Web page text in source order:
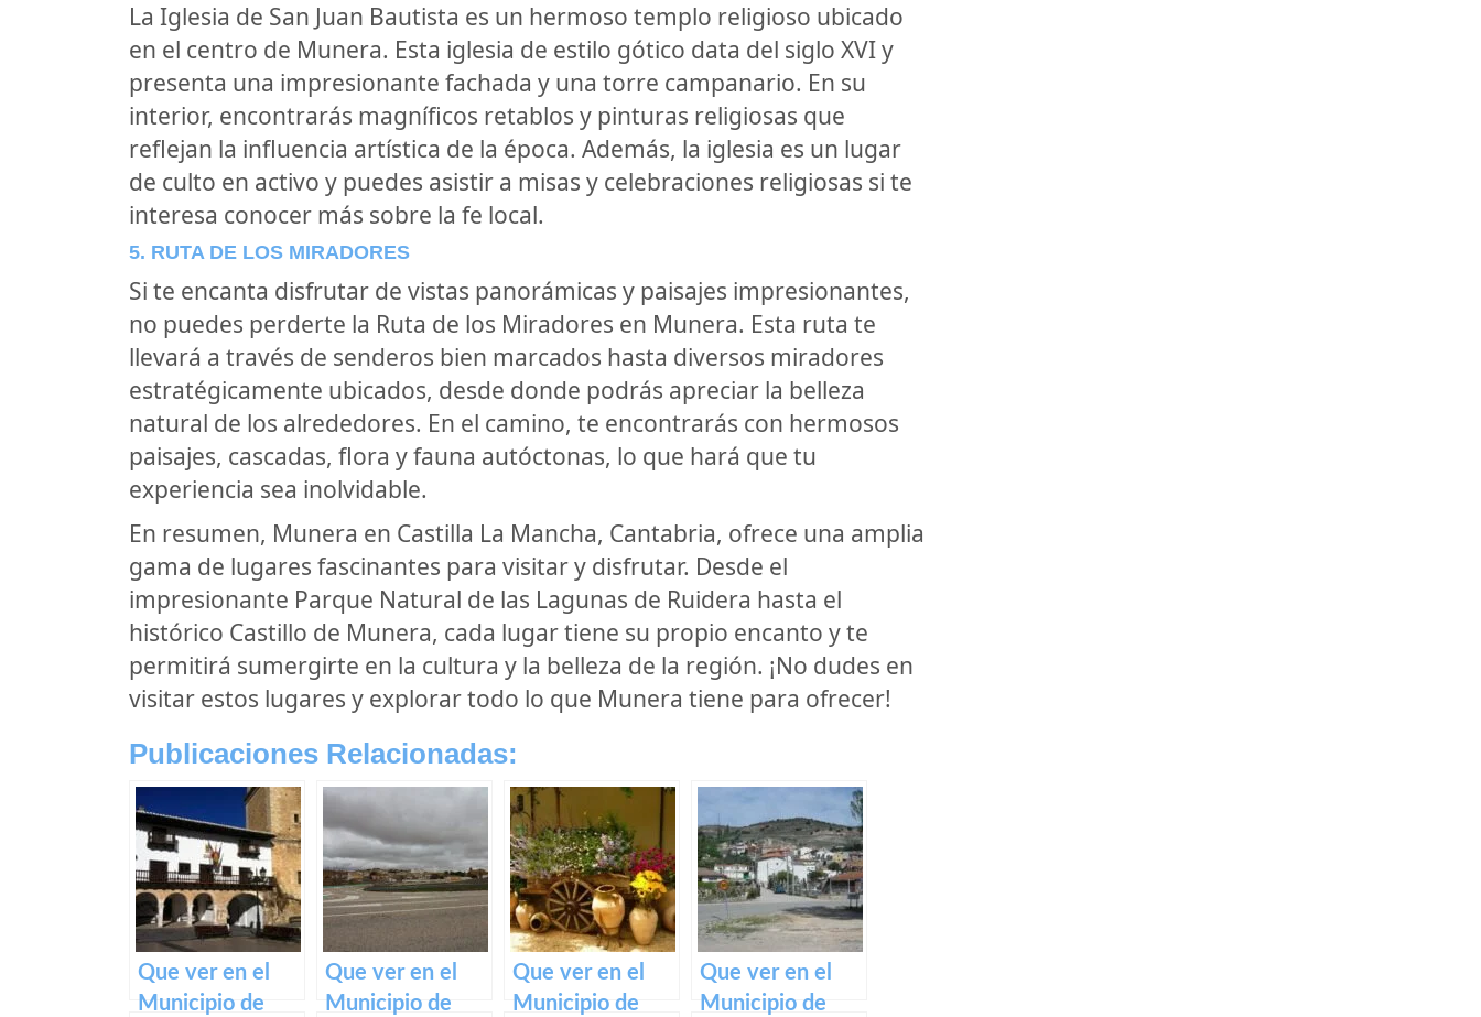
La Iglesia de San Juan Bautista es un hermoso templo religioso ubicado
en el centro de Munera. Esta iglesia de estilo gótico data del siglo XVI y
presenta una impresionante fachada y una torre campanario. En su
interior, encontrarás magníficos retablos y pinturas religiosas que
reflejan la influencia artística de la época. Además, la iglesia es un lugar
de culto en activo y puedes asistir a misas y celebraciones religiosas si te
interesa conocer más sobre la fe local.
5. RUTA DE LOS MIRADORES
Si te encanta disfrutar de vistas panorámicas y paisajes impresionantes,
no puedes perderte la Ruta de los Miradores en Munera. Esta ruta te
llevará a través de senderos bien marcados hasta diversos miradores
estratégicamente ubicados, desde donde podrás apreciar la belleza
natural de los alrededores. En el camino, te encontrarás con hermosos
paisajes, cascadas, flora y fauna autóctonas, lo que hará que tu
experiencia sea inolvidable.
En resumen, Munera en Castilla La Mancha, Cantabria, ofrece una amplia
gama de lugares fascinantes para visitar y disfrutar. Desde el
impresionante Parque Natural de las Lagunas de Ruidera hasta el
histórico Castillo de Munera, cada lugar tiene su propio encanto y te
permitirá sumergirte en la cultura y la belleza de la región. ¡No dudes en
visitar estos lugares y explorar todo lo que Munera tiene para ofrecer!
Publicaciones Relacionadas:
Que ver en el
Municipio de
Que ver en el
Municipio de
Que ver en el
Municipio de
Que ver en el
Municipio de